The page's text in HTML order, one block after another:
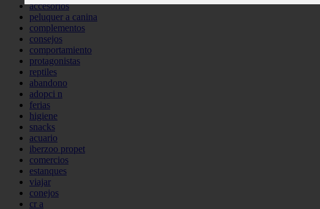
accesorios
peluquer a canina
complementos
consejos
comportamiento
protagonistas
reptiles
abandono
adopci n
ferias
higiene
snacks
acuario
iberzoo propet
comercios
estanques
viajar
conejos
cr a